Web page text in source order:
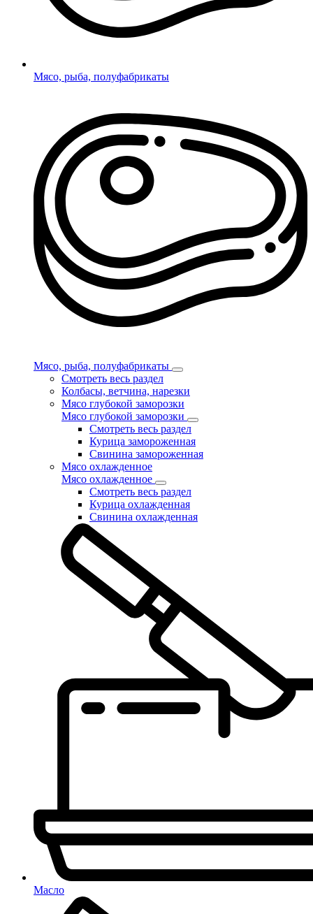
Мясо, рыба, полуфабрикаты
Мясо, рыба, полуфабрикаты
Смотреть весь раздел
Колбасы, ветчина, нарезки
Мясо глубокой заморозки
Мясо глубокой заморозки
Смотреть весь раздел
Курица замороженная
Свинина замороженная
Мясо охлажденное
Мясо охлажденное
Смотреть весь раздел
Курица охлажденная
Свинина охлажденная
Масло